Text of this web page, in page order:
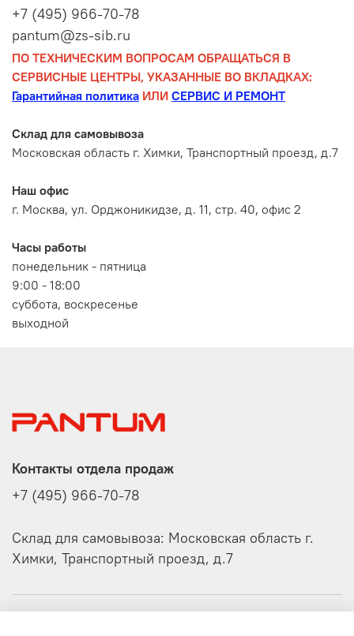
+7 (495) 966-70-78
pantum@zs-sib.ru
ПО ТЕХНИЧЕСКИМ ВОПРОСАМ ОБРАЩАТЬСЯ В
СЕРВИСНЫЕ ЦЕНТРЫ, УКАЗАННЫЕ ВО ВКЛАДКАХ:
Гарантийная политика ИЛИ СЕРВИС И РЕМОНТ
Склад для самовывоза
Московская область г. Химки, Транспортный проезд, д.7
Наш офис
г. Москва, ул. Орджоникидзе, д. 11, стр. 40, офис 2
Часы работы
понедельник - пятница
9:00 - 18:00
суббота, воскресенье
выходной
Контакты отдела продаж
+7 (495) 966-70-78
Склад для самовывоза: Московская область г.
Химки, Транспортный проезд, д.7